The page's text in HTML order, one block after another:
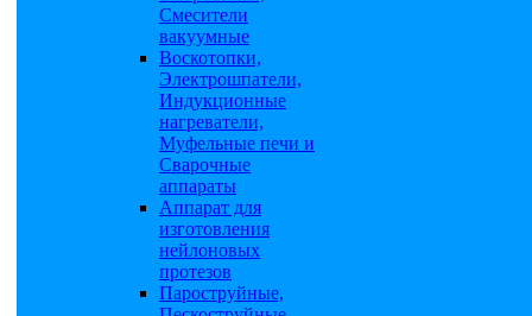
Смесители
вакуумные
Воскотопки,
Электрошпатели,
Индукционные
нагреватели,
Муфельные печи и
Сварочные
аппараты
Аппарат для
изготовления
нейлоновых
протезов
Пароструйные,